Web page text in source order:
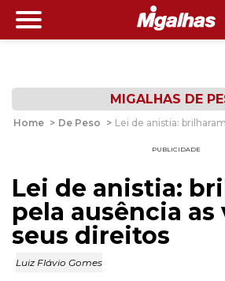
MIGALHAS DE
Home > De Peso > Lei de anistia:
PUBLICIDADE
Lei de anistia:
pela ausência
seus direitos
Luiz Flávio Gomes